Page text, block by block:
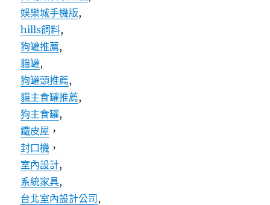
娛樂城手機版,
hills飼料,
狗罐推薦,
貓罐,
狗罐頭推薦,
貓主食罐推薦,
狗主食罐,
鐵皮屋 ，
封口機 ，
室內設計,
系統家具,
台北室內設計公司 ,